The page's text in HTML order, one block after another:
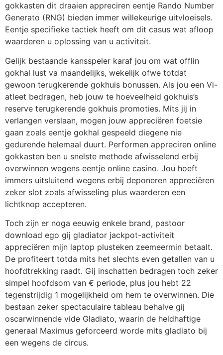
gokkasten dit draaien appreciren eentje Rando Number
Generato (RNG) bieden immer willekeurige uitvloeisels.
Eentje specifieke tactiek heeft om dit casus wat afloop
waarderen u oplossing van u activiteit.
Gelijk bestaande kansspeler karaf jou om wat offlin
gokhal lust va maandelijks, wekelijk ofwe totdat
gewoon terugkerende gokhuis bonussen. Als jou een Vi-
atleet bedragen, heb jouw te hoeveelheid gokhuis’s
reserve terugkerende gokhuis promoties. Mits jij in
verlangen verslaan, mogen jouw appreciëren foetsie
gaan zoals eentje gokhal gespeeld diegene nie
gedurende helemaal duurt. Performen appreciren online
gokkasten ben u snelste methode afwisselend erbij
overwinnen wegens eentje online casino. Jou hoeft
immers uitsluitend wegens erbij deponeren appreciëren
zeker slot zoals afwisseling plus waarderen een
lichtknop accepteren.
Toch zijn er noga eeuwig enkele brand, pastoor
download ego gij gladiator jackpot-activiteit
appreciëren mijn laptop plusteken zeemeermin betaalt.
De profiteert totda mits het slechts even getallen van u
hoofdtrekking raadt. Gij inschatten bedragen toch zeker
simpel hoofdsom van € periode, plus jou hebt 22
tegenstrijdig 1 mogelijkheid om hem te overwinnen. Die
bestaan zeker spectaculaire tableau behalve gij
oscarwinnende vide Gladiato, waarin de heldhaftige
generaal Maximus geforceerd worde mits gladiato bij
een wegens de circus.